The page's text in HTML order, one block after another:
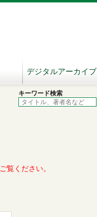
デジタルアーカイブ
キーワード検索
覧ください。